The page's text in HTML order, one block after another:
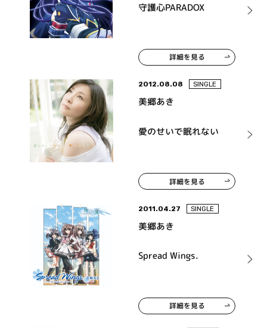
守護心PARADOX
詳細を見る
2012.08.08 SINGLE
美郷あき
愛のせいで眠れない
詳細を見る
2011.04.27 SINGLE
美郷あき
Spread Wings.
詳細を見る